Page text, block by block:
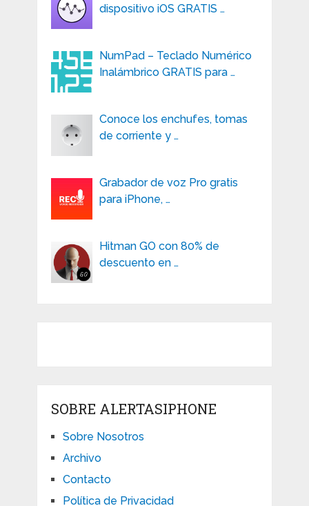
dispositivo iOS GRATIS …
NumPad – Teclado Numérico
Inalámbrico GRATIS para …
Conoce los enchufes, tomas
de corriente y …
Grabador de voz Pro gratis
para iPhone, …
Hitman GO con 80% de
descuento en …
SOBRE ALERTASIPHONE
Sobre Nosotros
Archivo
Contacto
Política de Privacidad